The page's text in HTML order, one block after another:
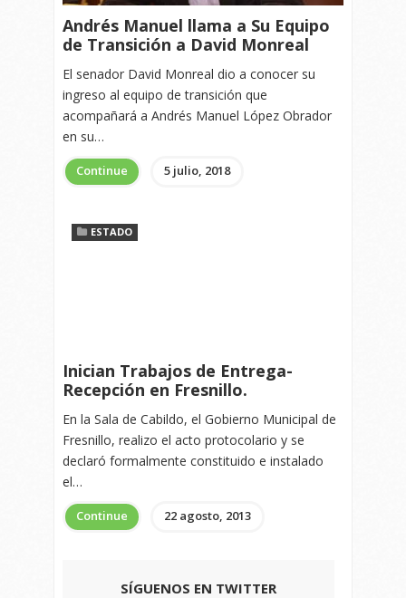
Andrés Manuel llama a Su Equipo
de Transición a David Monreal
El senador David Monreal dio a conocer su
ingreso al equipo de transición que
acompañará a Andrés Manuel López Obrador
en su…
Continue 5 julio, 2018
ESTADO
Inician Trabajos de Entrega-
Recepción en Fresnillo.
En la Sala de Cabildo, el Gobierno Municipal de
Fresnillo, realizo el acto protocolario y se
declaró formalmente constituido e instalado
el…
Continue 22 agosto, 2013
SÍGUENOS EN TWITTER